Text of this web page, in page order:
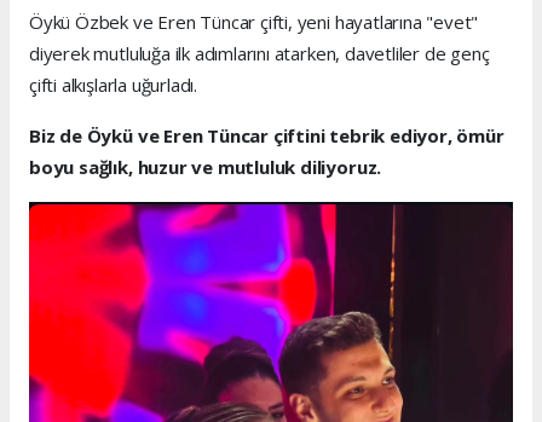
Öykü Özbek ve Eren Tüncar çifti, yeni hayatlarına "evet"
diyerek mutluluğa ilk adımlarını atarken, davetliler de genç
çifti alkışlarla uğurladı.
Biz de Öykü ve Eren Tüncar çiftini tebrik ediyor, ömür
boyu sağlık, huzur ve mutluluk diliyoruz.